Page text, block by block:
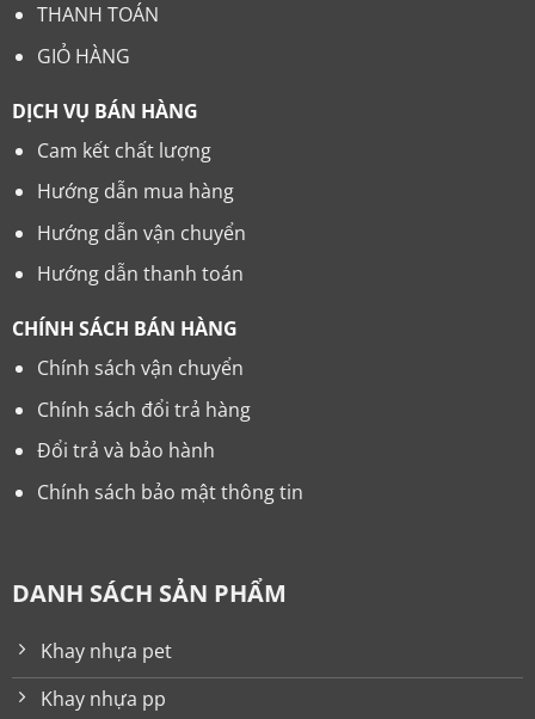
THANH TOÁN
GIỎ HÀNG
DỊCH VỤ BÁN HÀNG
Cam kết chất lượng
Hướng dẫn mua hàng
Hướng dẫn vận chuyển
Hướng dẫn thanh toán
CHÍNH SÁCH BÁN HÀNG
Chính sách vận chuyển
Chính sách đổi trả hàng
Đổi trả và bảo hành
Chính sách bảo mật thông tin
DANH SÁCH SẢN PHẨM
Khay nhựa pet
Khay nhựa pp